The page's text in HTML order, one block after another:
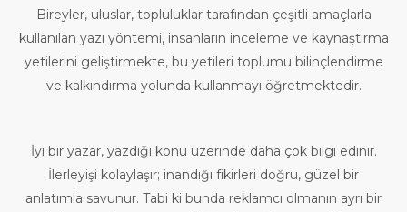
Bireyler, uluslar, topluluklar tarafından çeşitli amaçlarla
kullanılan yazı yöntemi, insanların inceleme ve kaynaştırma
yetilerini geliştirmekte, bu yetileri toplumu bilinçlendirme
ve kalkındırma yolunda kullanmayı öğretmektedir.
İyi bir yazar, yazdığı konu üzerinde daha çok bilgi edinir.
İlerleyişi kolaylaşır; inandığı fikirleri doğru, güzel bir
anlatımla savunur. Tabi ki bunda reklamcı olmanın ayrı bir